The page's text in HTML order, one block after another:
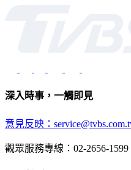
深入時事，一觸即見
意見反映：
觀眾服務專線：02-2656-1599